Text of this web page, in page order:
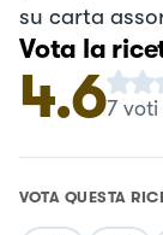
su carta
Vota la
4.67voti
VOTA QUESTA